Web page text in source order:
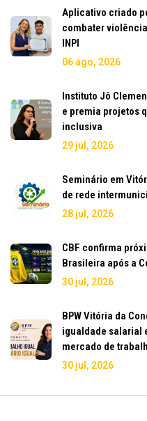
Aplicativo criado
combater
INPI
06 ago, 2026
Instituto Jô
e premia projetos
inclusiva
29 jul, 2026
Seminário em
de rede
28 jul, 2026
CBF confirma
Brasileira após a
30 jul, 2026
BPW Vitória da
igualdade salarial
mercado de
30 jul, 2026